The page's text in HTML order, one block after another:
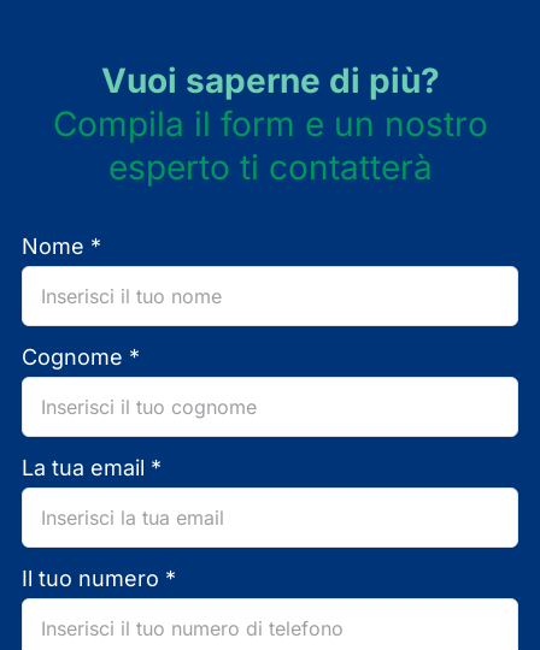
Vuoi saperne di più?
Compila il form e un nostro
esperto ti contatterà
Nome *
Cognome *
La tua email *
Il tuo numero *